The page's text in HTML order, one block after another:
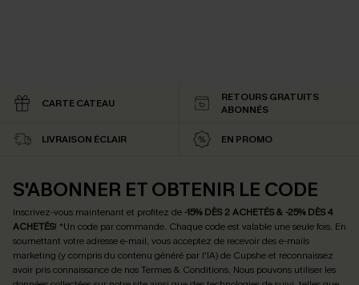
CARTE CATEAU
RETOURS GRATUITS
ABONNÉS
LIVRAISON ÉCLAIR EN PROMO
S'ABONNER ET OBTENIR LE CODE
Inscrivez-vous maintenant et profitez de -15% DÈS 2 ACHETÉS & -25% DÈS 4
ACHETÉS! *Un code par commande. Chaque code est valable une seule fois. En
soumettant votre adresse e-mail, vous acceptez de recevoir des e-mails
marketing (y compris du contenu généré par l'IA) de Cupshe et reconnaissez
avoir pris connaissance de nosTermes & Conditions. Nous pouvons utiliser les